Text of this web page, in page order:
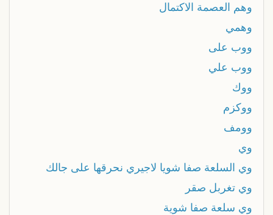
وهم العصمة الاكتمال
وهمي
ووب على
ووب علي
ووك
ووكزم
وومف
وي
وي السلعة صفا شويا لاجيري نحرقها على جالك
وي تغربل صقر
وي سلعة صفا شوية